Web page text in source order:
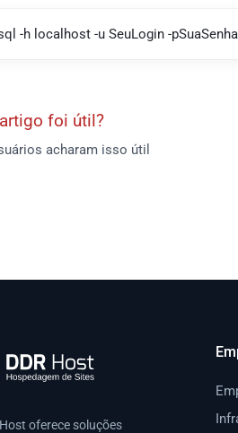
-h localhost -u SeuLogin -
foi útil?
acharam isso útil
oferece soluções